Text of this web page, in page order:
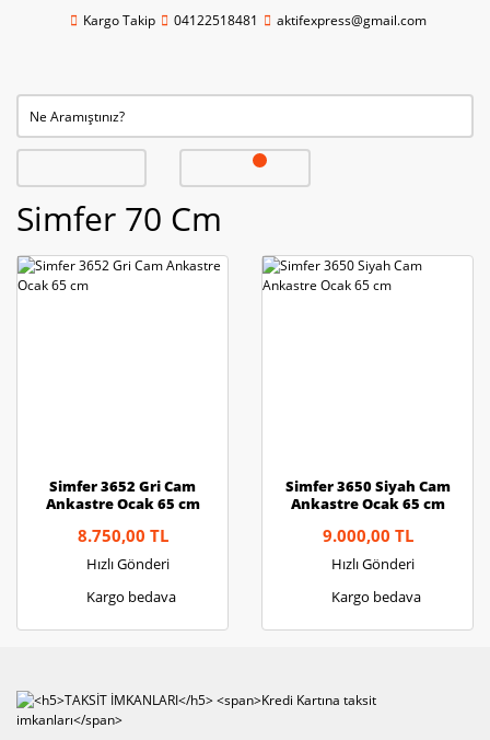
Kargo Takip 04122518481 aktifexpress@gmail.com
Simfer 70 Cm
Simfer 3652 Gri Cam
Ankastre Ocak 65 cm
8.750,00 TL
Hızlı Gönderi
Kargo bedava
Simfer 3650 Siyah Cam
Ankastre Ocak 65 cm
9.000,00 TL
Hızlı Gönderi
Kargo bedava